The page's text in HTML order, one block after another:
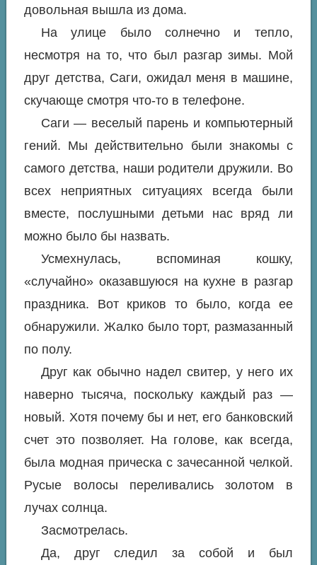
довольная вышла из дома.
На улице было солнечно и тепло,
несмотря на то, что был разгар зимы. Мой
друг детства, Саги, ожидал меня в машине,
скучающе смотря что-то в телефоне.
Саги — веселый парень и компьютерный
гений. Мы действительно были знакомы с
самого детства, наши родители дружили. Во
всех неприятных ситуациях всегда были
вместе, послушными детьми нас вряд ли
можно было бы назвать.
Усмехнулась, вспоминая кошку,
«случайно» оказавшуюся на кухне в разгар
праздника. Вот криков то было, когда ее
обнаружили. Жалко было торт, размазанный
по полу.
Друг как обычно надел свитер, у него их
наверно тысяча, поскольку каждый раз —
новый. Хотя почему бы и нет, его банковский
счет это позволяет. На голове, как всегда,
была модная прическа с зачесанной челкой.
Русые волосы переливались золотом в
лучах солнца.
Засмотрелась.
Да, друг следил за собой и был